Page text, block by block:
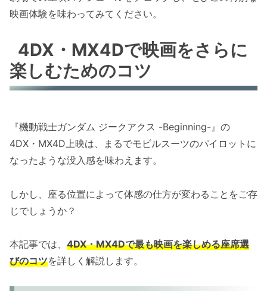
映画体験を味わってみてください。
4DX・MX4Dで映画をさらに
楽しむためのコツ
『機動戦士ガンダム ジークアクス -Beginning-』の
4DX・MX4D上映は、まるでモビルスーツのパイロットに
なったような没入感を味わえます。
しかし、座る位置によって体感の仕方が変わることをご存
じでしょうか？
本記事では、 4DX・MX4Dで最も映画を楽しめる座席選
びのコツを詳しく解説します。